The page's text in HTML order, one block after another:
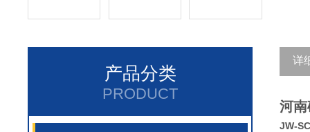
产品分类
PRODUCT
详
河
JW-